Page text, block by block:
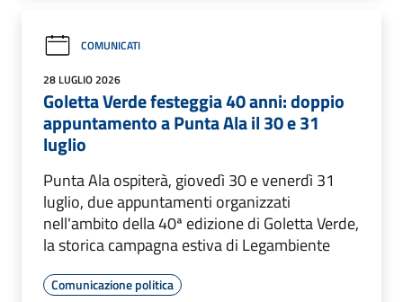
COMUNICATI
28 LUGLIO 2026
Goletta Verde festeggia 40 anni: doppio
appuntamento a Punta Ala il 30 e 31
luglio
Punta Ala ospiterà, giovedì 30 e venerdì 31
luglio, due appuntamenti organizzati
nell'ambito della 40ª edizione di Goletta Verde,
la storica campagna estiva di Legambiente
Comunicazione politica